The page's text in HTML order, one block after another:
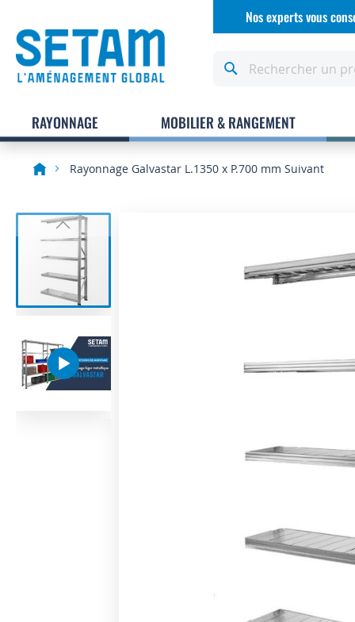
AllezNos experts vous
RAYONNAGE MOBILIER & RANGEMENT
Rayonnage Galvastar L.1350 x P.700 mm Suivant
Skip
to